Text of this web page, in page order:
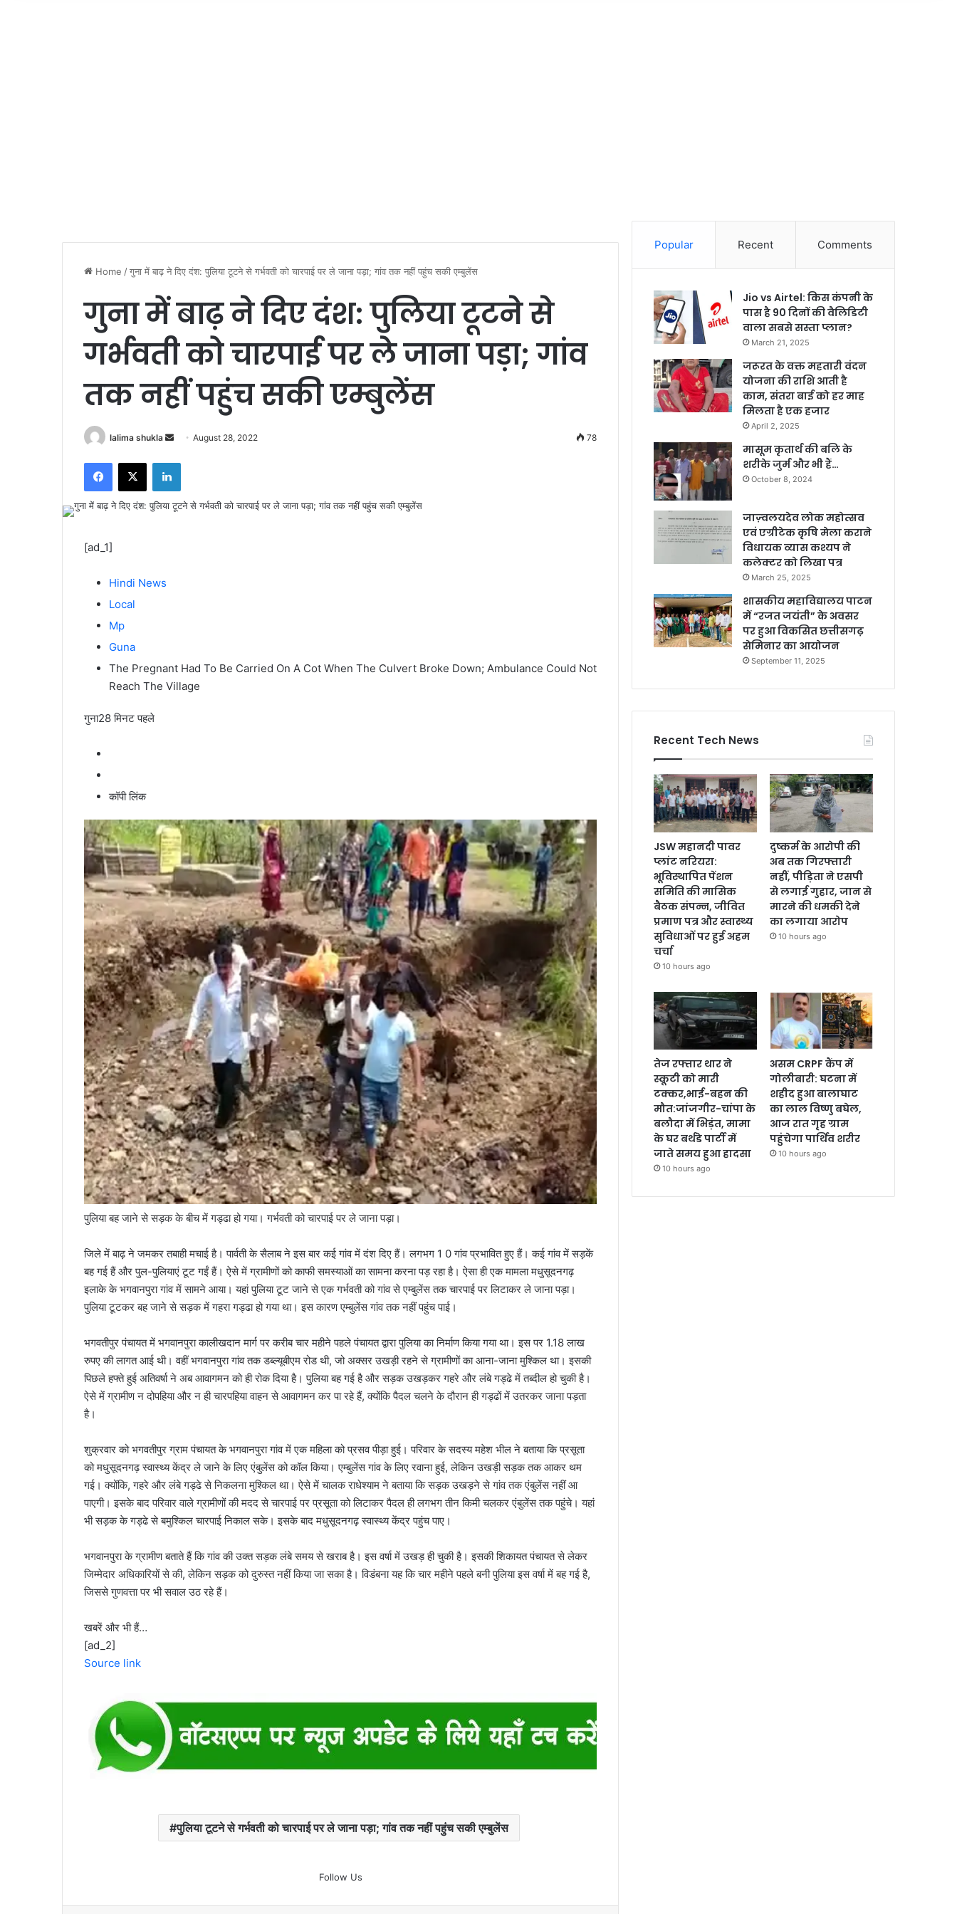
Home /गुना में बाढ़ ने दिए दंश: पुलिया टूटने से गर्भवती को चारपाई पर ले जाना पड़ा; गांव तक नहीं पहुंच सकी एम्बुलेंस
गुना में बाढ़ ने दिए दंश: पुलिया टूटने से
गर्भवती को चारपाई पर ले जाना पड़ा; गांव
तक नहीं पहुंच सकी एम्बुलेंस
lalima shukla
Send August 28, 2022 78
Facebook
X LinkedIn
[ad_1]
Hindi News
Local
Mp
Guna
The Pregnant Had To Be Carried On A Cot When The Culvert Broke Down; Ambulance Could Not
Reach The Village
गुना28 मिनट पहले
कॉपी लिंक
पुलिया बह जाने से सड़क के बीच में गड्ढा हो गया। गर्भवती को चारपाई पर ले जाना पड़ा।
जिले में बाढ़ ने जमकर तबाही मचाई है। पार्वती के सैलाब ने इस बार कई गांव में दंश दिए हैं। लगभग 1 0 गांव प्रभावित हुए हैं। कई गांव में सड़कें
बह गई हैं और पुल-पुलियाएं टूट गईं हैं। ऐसे में ग्रामीणों को काफी समस्याओं का सामना करना पड़ रहा है। ऐसा ही एक मामला मधुसूदनगढ़
इलाके के भगवानपुरा गांव में सामने आया। यहां पुलिया टूट जाने से एक गर्भवती को गांव से एम्बुलेंस तक चारपाई पर लिटाकर ले जाना पड़ा।
पुलिया टूटकर बह जाने से सड़क में गहरा गड्ढा हो गया था। इस कारण एम्बुलेंस गांव तक नहीं पहुंच पाई।
भगवतीपुर पंचायत में भगवानपुरा कालीखदान मार्ग पर करीब चार महीने पहले पंचायत द्वारा पुलिया का निर्माण किया गया था। इस पर 1.18 लाख
रुपए की लागत आई थी। वहीं भगवानपुरा गांव तक डब्ल्यूबीएम रोड थी, जो अक्सर उखड़ी रहने से ग्रामीणों का आना-जाना मुश्किल था। इसकी
पिछले हफ्ते हुई अतिवर्षा ने अब आवागमन को ही रोक दिया है। पुलिया बह गई है और सड़क उखड़कर गहरे और लंबे गड्ढे में तब्दील हो चुकी है।
ऐसे में ग्रामीण न दोपहिया और न ही चारपहिया वाहन से आवागमन कर पा रहे हैं, क्योंकि पैदल चलने के दौरान ही गड्ढों में उतरकर जाना पड़ता
है।
शुक्रवार को भगवतीपुर ग्राम पंचायत के भगवानपुरा गांव में एक महिला को प्रसव पीड़ा हुई। परिवार के सदस्य महेश भील ने बताया कि प्रसूता
को मधुसूदनगढ़ स्वास्थ्य केंद्र ले जाने के लिए एंबुलेंस को कॉल किया। एम्बुलेंस गांव के लिए रवाना हुई, लेकिन उखड़ी सड़क तक आकर थम
गई। क्योंकि, गहरे और लंबे गड्ढे से निकलना मुश्किल था। ऐसे में चालक राधेश्याम ने बताया कि सड़क उखड़ने से गांव तक एंबुलेंस नहीं आ
पाएगी। इसके बाद परिवार वाले ग्रामीणों की मदद से चारपाई पर प्रसूता को लिटाकर पैदल ही लगभग तीन किमी चलकर एंबुलेंस तक पहुंचे। यहां
भी सड़क के गड्ढे से बमुश्किल चारपाई निकाल सके। इसके बाद मधुसूदनगढ़ स्वास्थ्य केंद्र पहुंच पाए।
भगवानपुरा के ग्रामीण बताते हैं कि गांव की उक्त सड़क लंबे समय से खराब है। इस वर्षा में उखड़ ही चुकी है। इसकी शिकायत पंचायत से लेकर
जिम्मेदार अधिकारियों से की, लेकिन सड़क को दुरुस्त नहीं किया जा सका है। विडंबना यह कि चार महीने पहले बनी पुलिया इस वर्षा में बह गई है,
जिससे गुणवत्ता पर भी सवाल उठ रहे हैं।
खबरें और भी हैं…
[ad_2]
Source link
पुलिया टूटने से गर्भवती को चारपाई पर ले जाना पड़ा; गांव तक नहीं पहुंच सकी एम्बुलेंस
Follow Us
Popular Recent Comments
Jio vs Airtel: किस कंपनी के
पास है 90 दिनों की वैलिडिटी
वाला सबसे सस्ता प्लान?
March 21, 2025
जरूरत के वक्त महतारी वंदन
योजना की राशि आती है
काम, संतरा बाई को हर माह
मिलता है एक हजार
April 2, 2025
मासूम कृतार्थ की बलि के
शरीके जुर्म और भी हैं…
October 8, 2024
जाज़्वलयदेव लोक महोत्सव
एवं एग्रीटेक कृषि मेला कराने
विधायक व्यास कश्यप ने
कलेक्टर को लिखा पत्र
March 25, 2025
शासकीय महाविद्यालय पाटन
में “रजत जयंती” के अवसर
पर हुआ विकसित छत्तीसगढ़
सेमिनार का आयोजन
September 11, 2025
Recent Tech News
JSW महानदी पावर
प्लांट नरियरा:
भूविस्थापित पेंशन
समिति की मासिक
बैठक संपन्न, जीवित
प्रमाण पत्र और स्वास्थ्य
सुविधाओं पर हुई अहम
चर्चा
10 hours ago
दुष्कर्म के आरोपी की
अब तक गिरफ्तारी
नहीं, पीड़िता ने एसपी
से लगाई गुहार, जान से
मारने की धमकी देने
का लगाया आरोप
10 hours ago
तेज रफ्तार थार ने
स्कूटी को मारी
टक्कर,भाई-बहन की
मौत:जांजगीर-चांपा के
बलौदा में भिड़ंत, मामा
के घर बर्थडे पार्टी में
जाते समय हुआ हादसा
10 hours ago
असम CRPF कैंप में
गोलीबारी: घटना में
शहीद हुआ बालाघाट
का लाल विष्णु बघेल,
आज रात गृह ग्राम
पहुंचेगा पार्थिव शरीर
10 hours ago